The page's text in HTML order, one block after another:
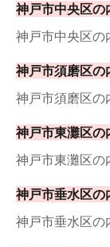
神戸市中央区の
神戸市中央区の
神戸市須磨区の
神戸市須磨区の
神戸市東灘区の
神戸市東灘区の
神戸市垂水区の
神戸市垂水区の